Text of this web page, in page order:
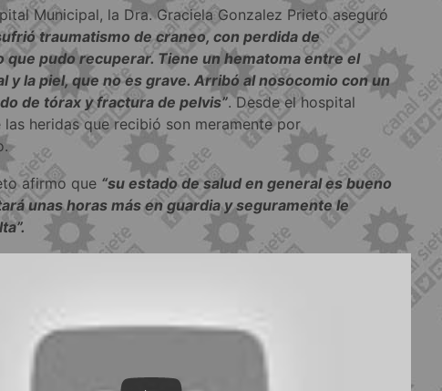
Municipal, la Dra. Graciela Gonzalez Prieto aseguró
traumatismo de craneo, con perdida de
que pudo recuperar. Tiene un hematoma entre el
y la piel, que no es grave. Arribó al nosocomio con un
de tórax y fractura de pelvis”. Desde el hospital
las heridas que recibió son meramente por
afirmo que “su estado de salud en general es bueno
unas horas más en guardia y seguramente le